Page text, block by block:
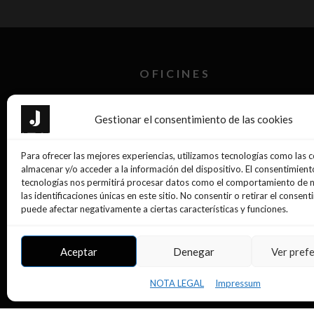
Gestionar el consentimiento de las cookies
Para ofrecer las mejores experiencias, utilizamos tecnologías como las
almacenar y/o acceder a la información del dispositivo. El
tecnologías nos permitirá procesar datos como el comportamiento de
las identificaciones únicas en este sitio. No consentir o retirar el
puede afectar negativamente a ciertas características y funciones.
Aceptar Denegar Ver
NOTA LEGAL Impressum
OFICINES
La Selva del Camp
Móra d’Ebre